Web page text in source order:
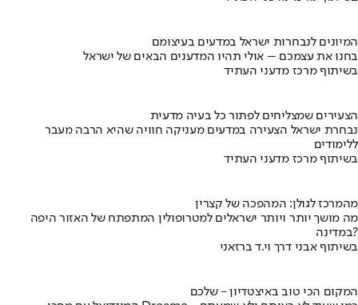
המיונים לנבחרות ישראל במדעים בעיצומם
בחנו את עצמכם – אולי תהיו המדענים הבאים של ישראל
בשיתוף מרכז מדעני העתיד
הצעירים שמצליחים לפתור כל בעיה מדעית
נבחרת ישראל הצעירה במדעים מעניקה חוויה שהיא הרבה מעבר
ללימודים
בשיתוף מרכז מדעני העתיד
מהמרכז לגולן: המהפכה של קצרין
מה מושך יותר ויותר ישראלים למטרופולין המתפתח של האזור היפה
במדינה?
בשיתוף אבני דרך וי.ד ברזאני
המקום הכי טוב באיצטדיון - שלכם